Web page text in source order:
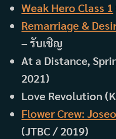
Weak Hero Class 1
Remarriage &
– รับเชิญ
At a Distance,
2021)
Love Revolution
Flower Crew:
(JTBC / 2019)